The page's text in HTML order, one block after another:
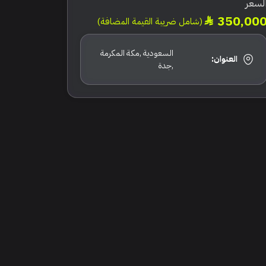
(شامل ضريبة القيمة المضافة)
العنوان:
السعودية ,مكة المكرمة
,جدة